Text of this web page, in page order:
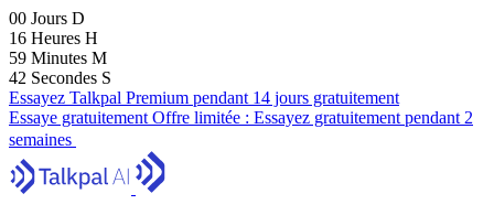
00 Jours D
16 Heures H
59 Minutes M
41 Secondes S
Essayez Talkpal Premium pendant 14 jours gratuitement
Essaye gratuitement Offre limitée : Essayez gratuitement pendant 2
semaines